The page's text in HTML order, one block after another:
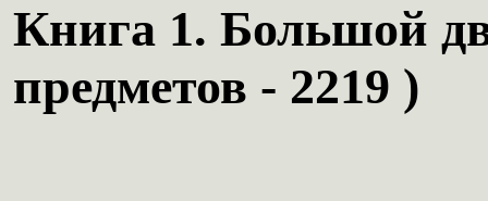
Книга 1. Большой
предметов - 2219 )